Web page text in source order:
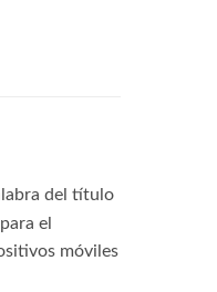
del título
el
móviles